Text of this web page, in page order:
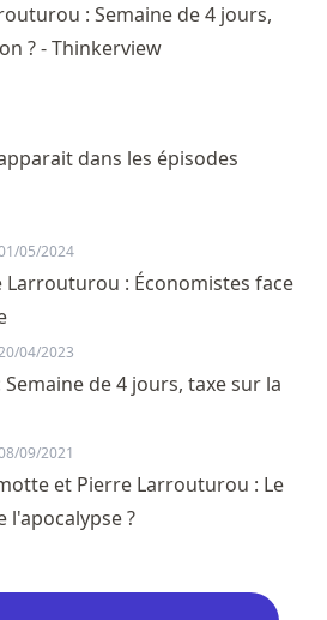
: Semaine de 4 jours,
? - Thinkerview
dans les épisodes
05/2024
Larrouturou : Économistes face
04/2023
de 4 jours, taxe sur la
09/2021
et Pierre Larrouturou : Le
?